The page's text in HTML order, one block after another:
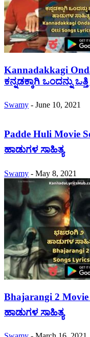
Kannadakkagi
ಕನ್ನಡಕ್ಕಾಗಿ ಒಂದನ್ನು
Swamy - June 10, 2021
Padde Huli Movie
ಹಾಡುಗಳ ಸಾಹಿತ್ಯ
Swamy - May 8, 2021
Bhajarangi 2
ಹಾಡುಗಳ ಸಾಹಿತ್ಯ